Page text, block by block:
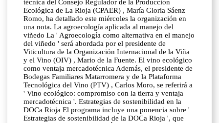
técnica del Consejo Regulador de la Producción
Ecológica de La Rioja (CPAER) , María Gloria Sáenz
Romo, ha detallado este miércoles la organización en
una nota. La agroecología aplicada al manejo del
viñedo La ' Agroecología como alternativa en el manejo
del viñedo ' será abordada por el presidente de
Viticultura de la Organización Internacional de la Viña
y el Vino (OIV) , Mario de la Fuente. El vino ecológico
como ventaja mercadotécnica Además, el presidente de
Bodegas Familiares Matarromera y de la Plataforma
Tecnológica del Vino (PTV) , Carlos Moro, se referirá a
' Vino ecológico: compromiso con la tierra y ventaja
mercadotécnica '. Estrategias de sostenibilidad en la
DOCa Rioja El programa incluye una ponencia sobre '
Estrategias de sostenibilidad de la DOCa Rioja ', que